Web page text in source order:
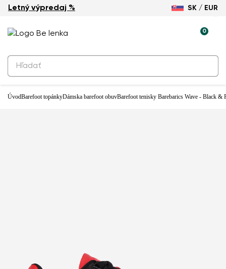
Letný výpredaj % SK / EUR
0
ÚvodBarefoot topánkyDámska barefoot obuvBarefoot tenisky Barebarics Wave - Black &
Barefoot tenisky Barebarics Wave -